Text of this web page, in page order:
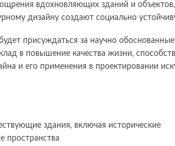
вдохновляющих зданий и
дизайну создают социально
присуждаться за научно
в повышение качества жизни,
и его применения в проектировании
здания, включая исторические
пространства